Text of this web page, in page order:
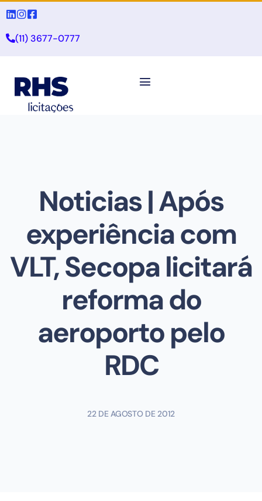
(11) 3677-0777
Noticias | Após
experiência com
VLT, Secopa licitará
reforma do
aeroporto pelo
RDC
22 DE AGOSTO DE 2012